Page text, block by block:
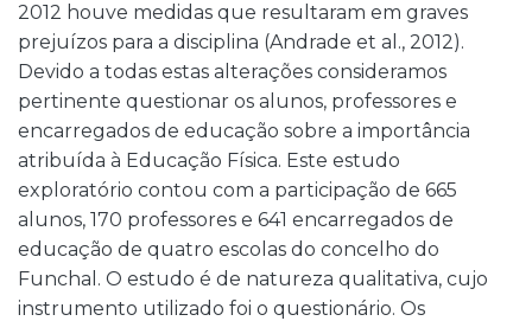
2012 houve medidas que resultaram em graves
prejuízos para a disciplina (Andrade et al., 2012).
Devido a todas estas alterações consideramos
pertinente questionar os alunos, professores e
encarregados de educação sobre a importância
atribuída à Educação Física. Este estudo
exploratório contou com a participação de 665
alunos, 170 professores e 641 encarregados de
educação de quatro escolas do concelho do
Funchal. O estudo é de natureza qualitativa, cujo
instrumento utilizado foi o questionário. Os